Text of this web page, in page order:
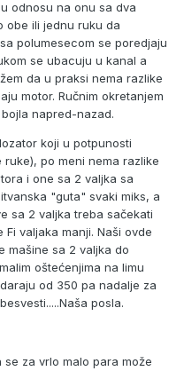
odnosu na onu sa dva
obe ili jednu ruku da
polumesecom se poredjaju
se ubacuju u kanal a
da u praksi nema razlike
motor. Ručnim okretanjem
napred-nazad.
koji u potpunosti
po meni nema razlike
i one sa 2 valjka sa
"guta" svaki miks, a
sa 2 valjka treba sačekati
valjaka manji. Naši ovde
mašine sa 2 valjka do
oštećenjima na limu
od 350 pa nadalje za
posla.
za vrlo malo para može